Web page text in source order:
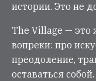
истории. Это не
The Village — это
вопреки: про
преодоление,
оставаться